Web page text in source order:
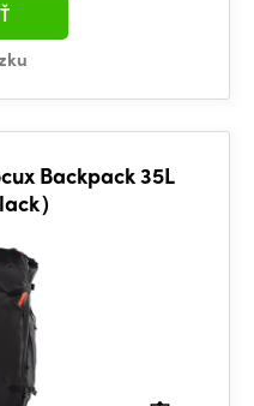
Backpack 35L
）